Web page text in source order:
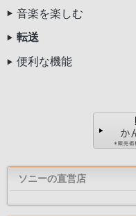
音楽を楽しむ
転送
便利な機能
ソニーの直営店